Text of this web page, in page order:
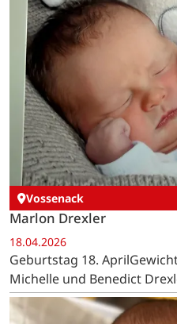
Vossenack
Marlon Drexler
18.04.2026
Geburtstag 18.
Michelle und Benedict